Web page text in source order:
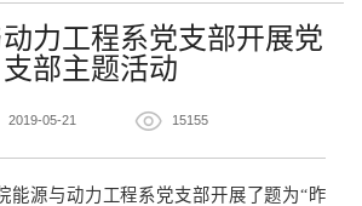
力工程系党支部开展党
支部主题活动
2019-05-21 15155
能源与动力工程系党支部开展了题为“昨